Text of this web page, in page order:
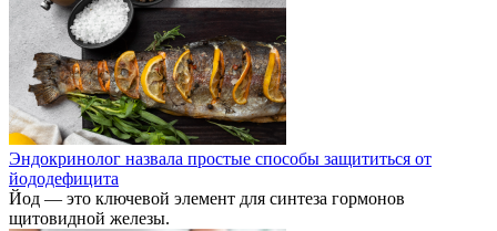
Эндокринолог назвала простые способы защититься от
йододефицита
Йод — это ключевой элемент для синтеза гормонов
щитовидной железы.